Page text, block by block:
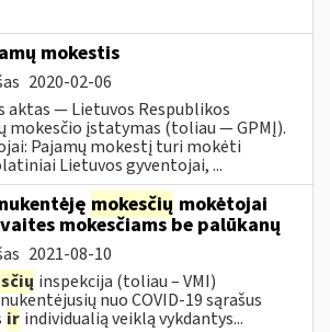
mokestis
2020-02-06
aktas — Lietuvos Respublikos
mokesčio įstatymas (toliau — GPMĮ).
Pajamų mokestį turi mokėti
Lietuvos gyventojai, ...
mokesčių mokėtojai
mokesčiams be palūkanų
2021-08-10
inspekcija (toliau – VMI)
nuo COVID-19 sąrašus
ir individualią veiklą vykdantys...